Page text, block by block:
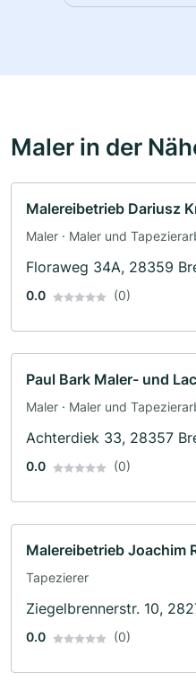
Maler in der
Malereibetrieb Dariusz
Maler · Maler und
Floraweg 34A, 28359
0.0 (0)
Paul Bark Maler- und
Maler · Maler und
Achterdiek 33, 28357
0.0 (0)
Malereibetrieb Joachim
Tapezierer
Ziegelbrennerstr. 10,
0.0 (0)